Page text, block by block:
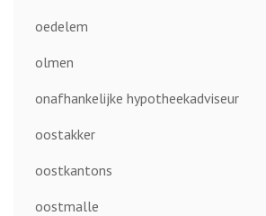
oedelem
olmen
onafhankelijke hypotheekadviseur
oostakker
oostkantons
oostmalle